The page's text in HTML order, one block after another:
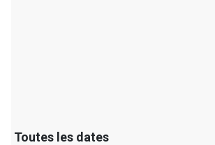
Toutes les dates